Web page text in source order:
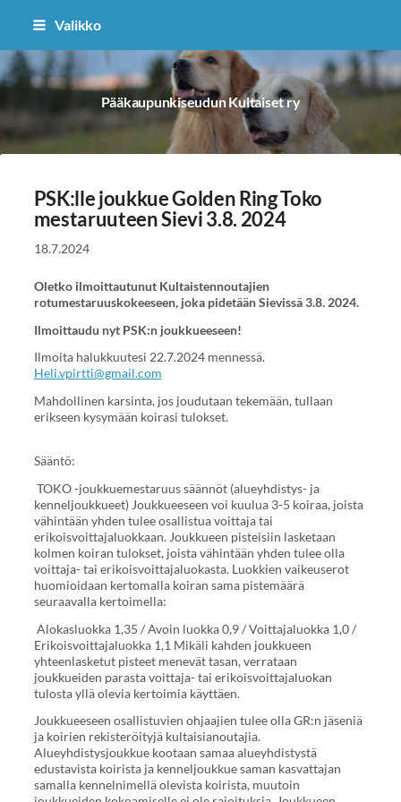
Siirry
sivun
sisältöön
Valikko
Pääkaupunkiseudun Kultaiset ry
PSK:lle joukkue Golden Ring Toko
mestaruuteen Sievi 3.8. 2024
18.7.2024
Oletko ilmoittautunut Kultaistennoutajien
rotumestaruuskokeeseen, joka pidetään Sievissä 3.8. 2024.
Ilmoittaudu nyt PSK:n joukkueeseen!
Ilmoita halukkuutesi 22.7.2024 mennessä.
Heli.vpirtti@gmail.com
Mahdollinen karsinta, jos joudutaan tekemään, tullaan
erikseen kysymään koirasi tulokset.
Sääntö:
TOKO -joukkuemestaruus säännöt (alueyhdistys- ja
kenneljoukkueet) Joukkueeseen voi kuulua 3-5 koiraa, joista
vähintään yhden tulee osallistua voittaja tai
erikoisvoittajaluokkaan. Joukkueen pisteisiin lasketaan
kolmen koiran tulokset, joista vähintään yhden tulee olla
voittaja- tai erikoisvoittajaluokasta. Luokkien vaikeuserot
huomioidaan kertomalla koiran sama pistemäärä
seuraavalla kertoimella:
Alokasluokka 1,35 / Avoin luokka 0,9 / Voittajaluokka 1,0 /
Erikoisvoittajaluokka 1,1 Mikäli kahden joukkueen
yhteenlasketut pisteet menevät tasan, verrataan
joukkueiden parasta voittaja- tai erikoisvoittajaluokan
tulosta yllä olevia kertoimia käyttäen.
Joukkueeseen osallistuvien ohjaajien tulee olla GR:n jäseniä
ja koirien rekisteröityjä kultaisianoutajia.
Alueyhdistysjoukkue kootaan samaa alueyhdistystä
edustavista koirista ja kenneljoukkue saman kasvattajan
samalla kennelnimellä olevista koirista, muutoin